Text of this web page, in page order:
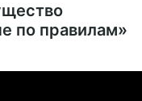
по правилам»